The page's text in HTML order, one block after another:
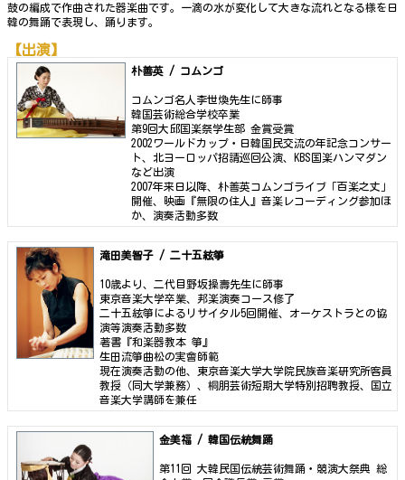
鼓の編成で作曲された器楽曲です。一滴の水が変化して大きな流れとなる様を日
韓の舞踊で表現し、踊ります。
【出演】
朴善英 / コムンゴ
コムンゴ名人李世煥先生に師事
韓国芸術総合学校卒業
第9回大邱国楽祭学生部 金賞受賞
2002ワールドカップ・日韓国民交流の年記念コンサー
ト、北ヨーロッパ招請巡回公演、KBS国楽ハンマダン
など出演
2007年来日以降、朴善英コムンゴライブ「百楽之丈」
開催、映画『無限の住人』音楽レコーディング参加ほ
か、演奏活動多数
滝田美智子 / 二十五絃箏
10歳より、二代目野坂操壽先生に師事
東京音楽大学卒業、邦楽演奏コース修了
二十五絃箏によるリサイタル5回開催、オーケストラとの協
演等演奏活動多数
著書『和楽器教本 箏』
生田流箏曲松の実會師範
現在演奏活動の他、東京音楽大学大学院民族音楽研究所客員
教授（同大学兼務）、桐朋芸術短期大学特別招聘教授、国立
音楽大学講師を兼任
金美福 / 韓国伝統舞踊
第11回 大韓民国伝統芸術舞踊・競演大祭典 総